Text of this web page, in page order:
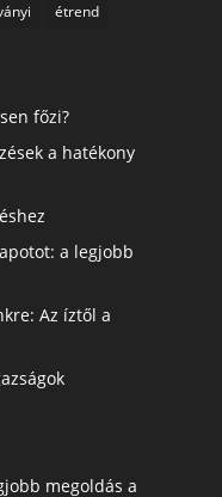
étrend
főzi?
a hatékony
a legjobb
Az íztől a
megoldás a